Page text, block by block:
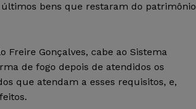
bens que restaram do patrimônio
Gonçalves, cabe ao Sistema
de fogo depois de atendidos os
que atendam a esses requisitos, e,